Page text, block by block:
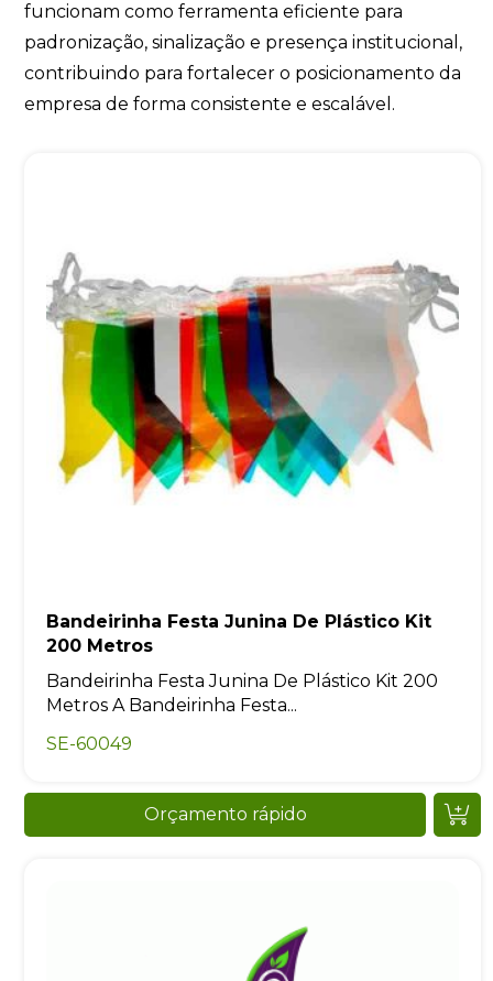
funcionam como ferramenta eficiente para
padronização, sinalização e presença institucional,
contribuindo para fortalecer o posicionamento da
empresa de forma consistente e escalável.
Bandeirinha Festa Junina De Plástico Kit
200 Metros
Bandeirinha Festa Junina De Plástico Kit 200
Metros A Bandeirinha Festa...
SE-60049
Orçamento rápido